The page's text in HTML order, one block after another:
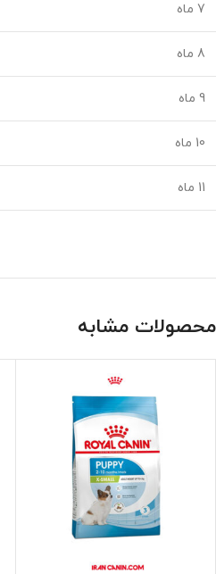
7 ماه
8 ماه
9 ماه
10 ماه
11 ماه
محصولات مشابه